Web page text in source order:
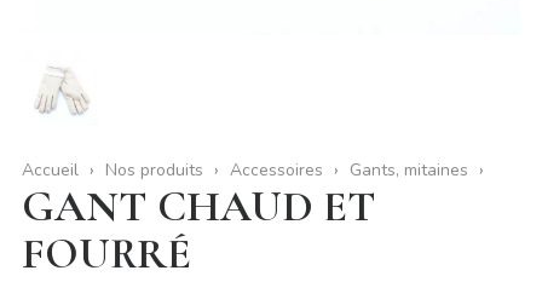
Accueil Nos produits Accessoires Gants, mitaines
GANT CHAUD ET
FOURRÉ